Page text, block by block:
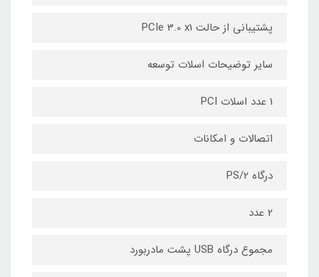
پشتیبانی از حالت PCIe 3.0 x1
سایر توضیحات اسلات توسعه
1 عدد اسلات PCI
اتصالات و امکانات
درگاه PS/2
2 عدد
مجموع درگاه USB پشت مادربورد